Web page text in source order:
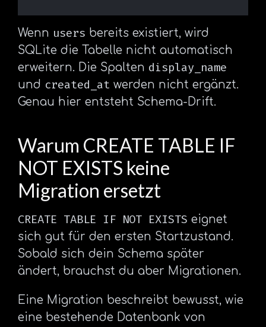
Wenn users bereits existiert, wird
SQLite die Tabelle nicht automatisch
erweitern. Die Spalten display_name
und created_at werden nicht ergänzt.
Genau hier entsteht Schema-Drift.
Warum CREATE TABLE IF
NOT EXISTS keine
Migration ersetzt
CREATE TABLE IF NOT EXISTS eignet
sich gut für den ersten Startzustand.
Sobald sich dein Schema später
ändert, brauchst du aber Migrationen.
Eine Migration beschreibt bewusst, wie
eine bestehende Datenbank von